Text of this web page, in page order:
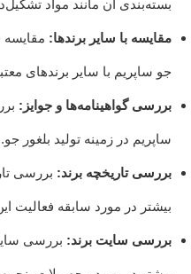
بسته‌بندی آن مانند مواد
مقایسه با سایر برندها:
جو ساپریم با سایر برندهای
بررسی گواهینامه‌ها و جوایز:
ساپریم در زمینه تولید بلغور جو.
بررسی تاریخچه برند: بررسی
بیشتر در مورد سابقه فعالیت
بررسی سایت برند: بررسی